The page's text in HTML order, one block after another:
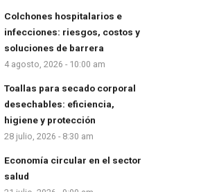
Colchones hospitalarios e
infecciones: riesgos, costos y
soluciones de barrera
4 agosto, 2026 - 10:00 am
Toallas para secado corporal
desechables: eficiencia,
higiene y protección
28 julio, 2026 - 8:30 am
Economía circular en el sector
salud